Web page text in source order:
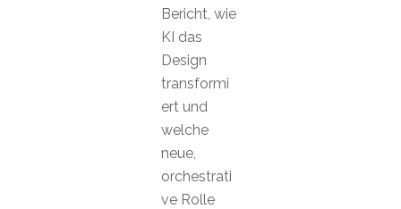
Bericht, wie
KI das
Design
transformi
ert und
welche
neue,
orchestrati
ve Rolle